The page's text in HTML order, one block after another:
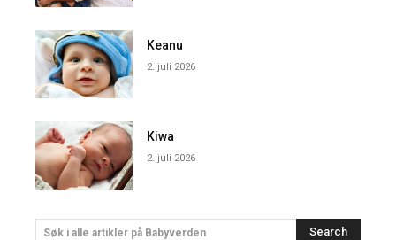
Keanu
2. juli 2026
Kiwa
2. juli 2026
Søk i alle artikler på Babyverden Search